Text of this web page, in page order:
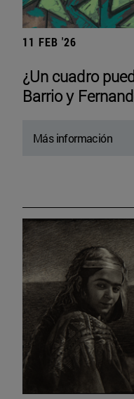
11 FEB '26
¿Un cuadro
Barrio y
Más información